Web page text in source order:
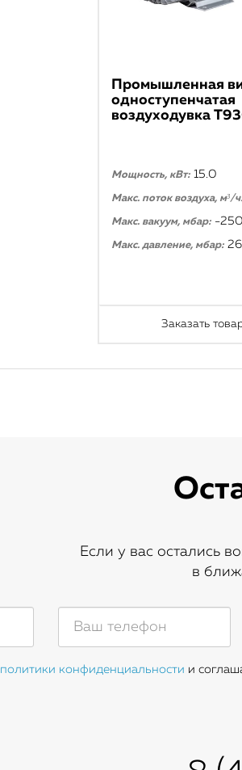
Промышленная
одноступенчатая
воздуходувка
Мощность, кВт:15.0
Макс. поток воздуха, м³/
Макс. вакуум, мбар:-250
Макс. давление, мбар:
Заказать
Если у вас остались
в
политики конфиденциальности и